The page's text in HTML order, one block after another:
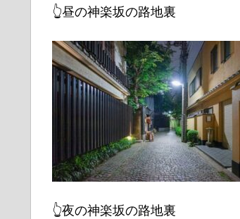
👆昼の神楽坂の路地裏
👆夜の神楽坂の路地裏